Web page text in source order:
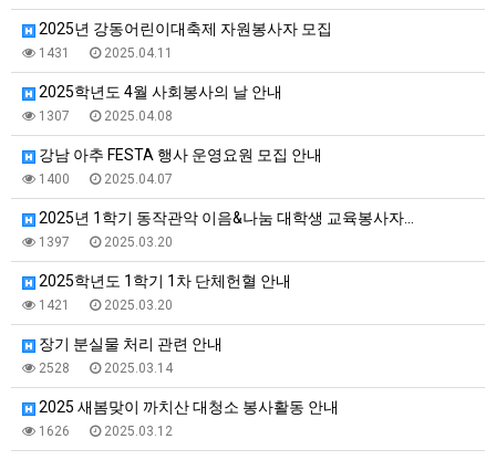
2025년 강동어린이대축제 자원봉사자 모집
1431 2025.04.11
2025학년도 4월 사회봉사의 날 안내
1307 2025.04.08
강남 아추 FESTA 행사 운영요원 모집 안내
1400 2025.04.07
2025년 1학기 동작관악 이음&나눔 대학생 교육봉사자…
1397 2025.03.20
2025학년도 1학기 1차 단체헌혈 안내
1421 2025.03.20
장기 분실물 처리 관련 안내
2528 2025.03.14
2025 새봄맞이 까치산 대청소 봉사활동 안내
1626 2025.03.12